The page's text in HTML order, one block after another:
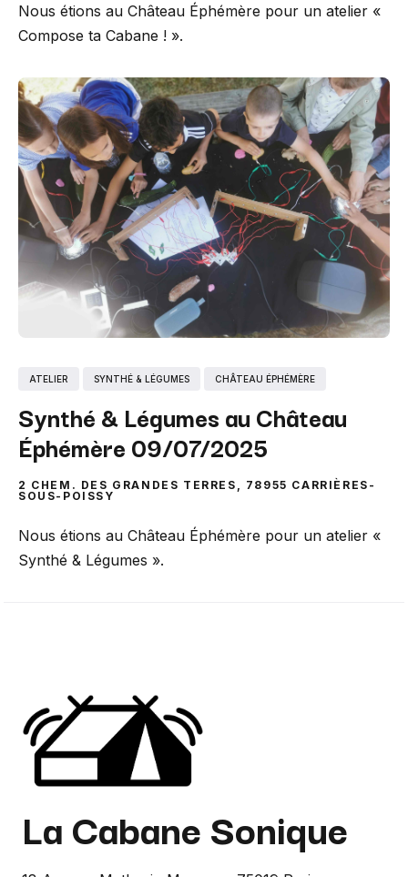
Nous étions au Château Éphémère pour un atelier «
Compose ta Cabane ! ».
ATELIER SYNTHÉ & LÉGUMES CHÂTEAU ÉPHÉMÈRE
Synthé & Légumes au Château
Éphémère 09/07/2025
2 CHEM. DES GRANDES TERRES, 78955 CARRIÈRES-
SOUS-POISSY
Nous étions au Château Éphémère pour un atelier «
Synthé & Légumes ».
La Cabane Sonique